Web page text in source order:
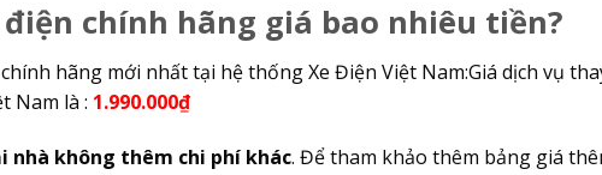
chính hãng giá bao nhiêu tiền?
hãng mới nhất tại hệ thống Xe Điện Việt Nam:Giá dịch vụ
Nam là : 1.990.000₫
không thêm chi phí khác. Để tham khảo thêm bảng giá